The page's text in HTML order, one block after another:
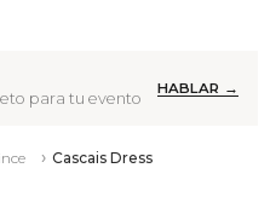
para tu evento
HABLAR →
Cascais Dress